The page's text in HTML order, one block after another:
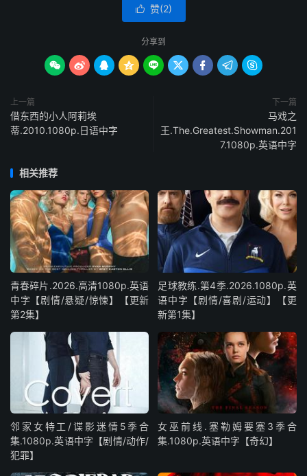
 赞(2)
分享到
        
上一篇
借东西的小人阿莉埃
蒂.2010.1080p.日语中字
下一篇
马戏之
王.The.Greatest.Showman.201
7.1080p.英语中字
相关推荐
青春碎片.2026.高清1080p.英语
中字【剧情/悬疑/惊悚】【更新
第2集】
足球教练.第4季.2026.1080p.英
语中字【剧情/喜剧/运动】【更
新第1集】
邻家女特工/谍影迷情5季合
集.1080p.英语中字【剧情/动作/
犯罪】
女巫前线.塞勒姆要塞3季合
集.1080p.英语中字【奇幻】